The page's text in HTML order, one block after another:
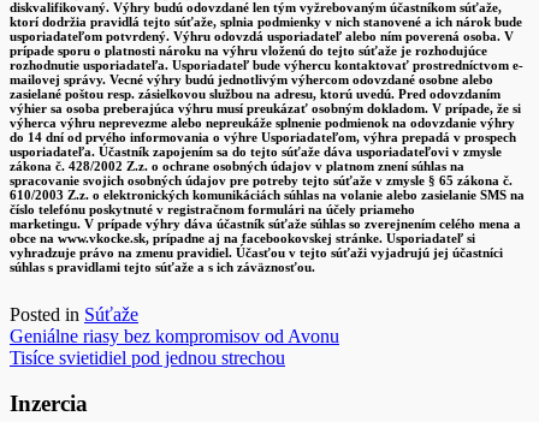
diskvalifikovaný. Výhry budú odovzdané len tým vyžrebovaným účastníkom súťaže,
ktorí dodržia pravidlá tejto súťaže, splnia podmienky v nich stanovené a ich nárok bude
usporiadateľom potvrdený. Výhru odovzdá usporiadateľ alebo ním poverená osoba. V
prípade sporu o platnosti nároku na výhru vloženú do tejto súťaže je rozhodujúce
rozhodnutie usporiadateľa. Usporiadateľ bude výhercu kontaktovať prostredníctvom e-
mailovej správy. Vecné výhry budú jednotlivým výhercom odovzdané osobne alebo
zasielané poštou resp. zásielkovou službou na adresu, ktorú uvedú. Pred odovzdaním
výhier sa osoba preberajúca výhru musí preukázať osobným dokladom. V prípade, že si
výherca výhru neprevezme alebo nepreukáže splnenie podmienok na odovzdanie výhry
do 14 dní od prvého informovania o výhre Usporiadateľom, výhra prepadá v prospech
usporiadateľa. Účastník zapojením sa do tejto súťaže dáva usporiadateľovi v zmysle
zákona č. 428/2002 Z.z. o ochrane osobných údajov v platnom znení súhlas na
spracovanie svojich osobných údajov pre potreby tejto súťaže v zmysle § 65 zákona č.
610/2003 Z.z. o elektronických komunikáciách súhlas na volanie alebo zasielanie SMS na
číslo telefónu poskytnuté v registračnom formulári na účely priameho
marketingu. V prípade výhry dáva účastník súťaže súhlas so zverejnením celého mena a
obce na www.vkocke.sk, prípadne aj na facebookovskej stránke. Usporiadateľ si
vyhradzuje právo na zmenu pravidiel. Účasťou v tejto súťaži vyjadrujú jej účastníci
súhlas s pravidlami tejto súťaže a s ich záväznosťou.
Posted in Súťaže
Navigácia
v
článku
Geniálne riasy bez kompromisov od Avonu
Tisíce svietidiel pod jednou strechou
Inzercia